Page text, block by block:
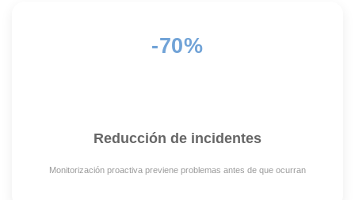
-70%
Reducción de incidentes
Monitorización proactiva previene problemas antes de que ocurran